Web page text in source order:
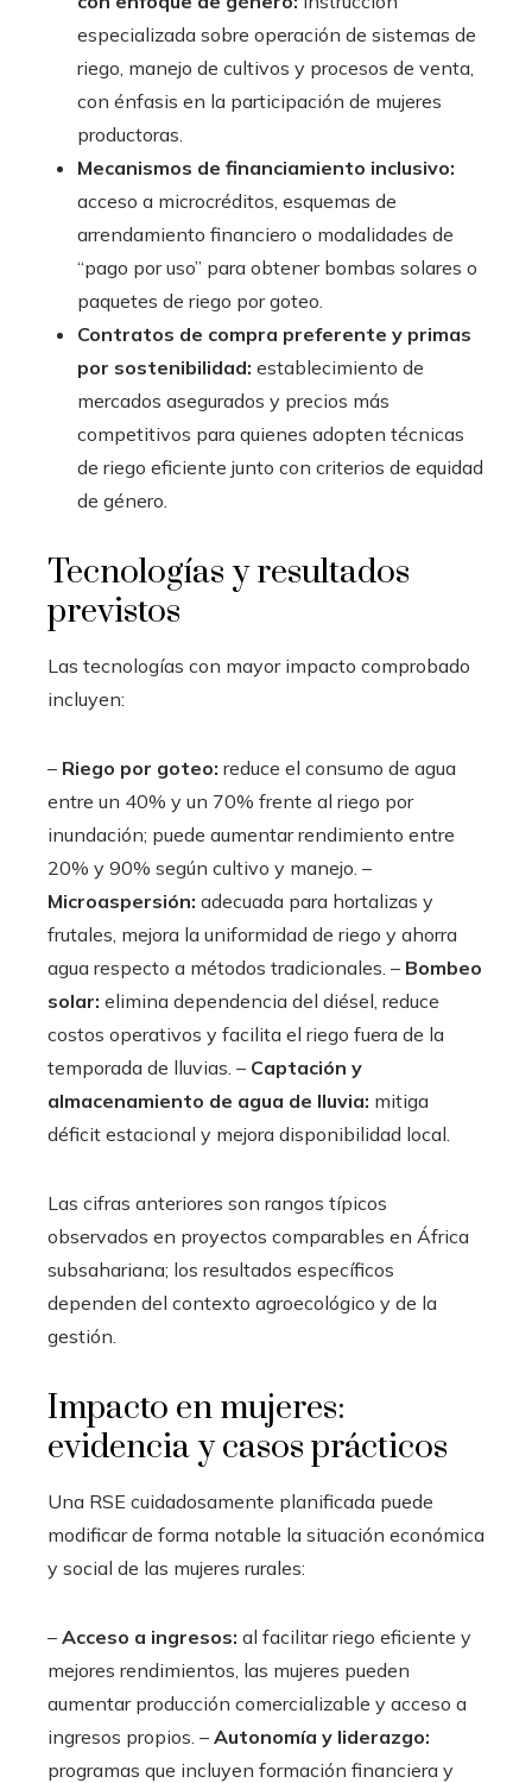
especializada sobre operación de sistemas de
riego, manejo de cultivos y procesos de venta,
con énfasis en la participación de mujeres
productoras.
Mecanismos de financiamiento inclusivo:
acceso a microcréditos, esquemas de
arrendamiento financiero o modalidades de
“pago por uso” para obtener bombas solares o
paquetes de riego por goteo.
Contratos de compra preferente y primas
por sostenibilidad: establecimiento de
mercados asegurados y precios más
competitivos para quienes adopten técnicas
de riego eficiente junto con criterios de equidad
de género.
Tecnologías y resultados
previstos
Las tecnologías con mayor impacto comprobado
incluyen:
– Riego por goteo: reduce el consumo de agua
entre un 40% y un 70% frente al riego por
inundación; puede aumentar rendimiento entre
20% y 90% según cultivo y manejo. –
Microaspersión: adecuada para hortalizas y
frutales, mejora la uniformidad de riego y ahorra
agua respecto a métodos tradicionales. – Bombeo
solar: elimina dependencia del diésel, reduce
costos operativos y facilita el riego fuera de la
temporada de lluvias. – Captación y
almacenamiento de agua de lluvia: mitiga
déficit estacional y mejora disponibilidad local.
Las cifras anteriores son rangos típicos
observados en proyectos comparables en África
subsahariana; los resultados específicos
dependen del contexto agroecológico y de la
gestión.
Impacto en mujeres:
evidencia y casos prácticos
Una RSE cuidadosamente planificada puede
modificar de forma notable la situación económica
y social de las mujeres rurales:
– Acceso a ingresos: al facilitar riego eficiente y
mejores rendimientos, las mujeres pueden
aumentar producción comercializable y acceso a
ingresos propios. – Autonomía y liderazgo:
programas que incluyen formación financiera y